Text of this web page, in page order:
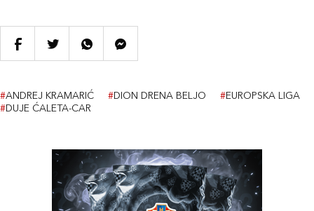
#ANDREJ KRAMARIĆ #DION DRENA BELJO #EUROPSKA LIGA
#DUJE ĆALETA-CAR